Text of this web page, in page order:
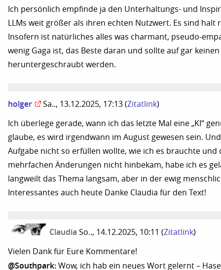
Ich persönlich empfinde ja den Unterhaltungs- und
LLMs weit größer als ihren echten Nutzwert. Es sind halt
Insofern ist natürliches alles was charmant, pseudo-
wenig Gaga ist, das Beste daran und sollte auf gar keinen
heruntergeschraubt werden.
holger Sa.., 13.12.2025, 17:13 (Zitatlink)
Ich überlege gerade, wann ich das letzte Mal eine „KI“
glaube, es wird irgendwann im August gewesen sein.
Aufgabe nicht so erfüllen wollte, wie ich es brauchte und
mehrfachen Änderungen nicht hinbekam, habe ich es
langweilt das Thema langsam, aber in der ewig
Interessantes auch heute Danke Claudia für den Text!
Claudia So.., 14.12.2025, 10:11 (Zitatlink)
Vielen Dank für Eure Kommentare!
@Southpark: Wow, ich hab ein neues Wort gelernt –